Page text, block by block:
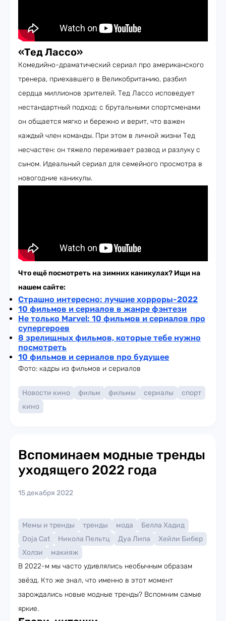
«Тед Лассо»
Комедийно-драматический сериал про американского
тренера, приехавшего в Великобританию, разбил
сердца миллионов зрителей. Тед Лассо исповедует
нестандартный подход: с брутальными спортсменами
он общается мягко и бережно и верит, что важен
каждый член команды. При этом в личной жизни Тед
несчастен: он тяжело переживает развод и разлуку с
сыном. Идеальный сериал для семейного просмотра в
новогодние каникулы.
Что ещё посмотреть на зимних каникулах? Ищи на
нашем сайте:
Страшно интересно: лучшие хорроры-2022
10 фильмов и сериалов в жанре фэнтези
Не только Marvel: 10 фильмов и сериалов про
супергероев
8 зрелищных фильмов, которые тебе нужно
посмотреть
10 фильмов и сериалов про будущее
Фото: кадры из фильмов и сериалов
Новости кино фильм фильмы сериалы
спорт
кино
Вспоминаем модные тренды
уходящего 2022 года
15 декабря 2022
Мемы и тренды тренды мода
Белла Хадид
Doja Cat
Никола Пельтц Дуа Липа
Хейли Бибер
Холзи
макияж
В 2022-м мы часто удивлялись необычным образам
звёзд. Кто же знал, что именно в этот момент
зарождались новые модные тренды? Вспомним самые
яркие.